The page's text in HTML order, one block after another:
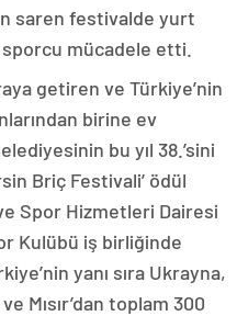
saren festivalde yurt
mücadele etti.
getiren ve Türkiye’nin
birine ev
bu yıl 38.’sini
Briç Festivali’ ödül
Spor Hizmetleri Dairesi
Kulübü iş birliğinde
yanı sıra Ukrayna,
Mısır’dan toplam 300